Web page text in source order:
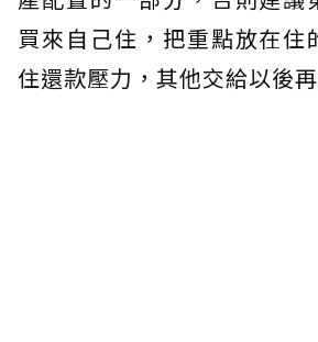
買來自己住，把重點放在住
住還款壓力，其他交給以後